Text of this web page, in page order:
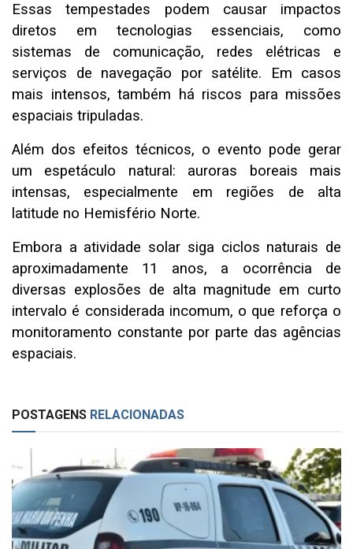
Essas tempestades podem causar impactos
diretos em tecnologias essenciais, como
sistemas de comunicação, redes elétricas e
serviços de navegação por satélite. Em casos
mais intensos, também há riscos para missões
espaciais tripuladas.
Além dos efeitos técnicos, o evento pode gerar
um espetáculo natural: auroras boreais mais
intensas, especialmente em regiões de alta
latitude no Hemisfério Norte.
Embora a atividade solar siga ciclos naturais de
aproximadamente 11 anos, a ocorrência de
diversas explosões de alta magnitude em curto
intervalo é considerada incomum, o que reforça o
monitoramento constante por parte das agências
espaciais.
POSTAGENS RELACIONADAS